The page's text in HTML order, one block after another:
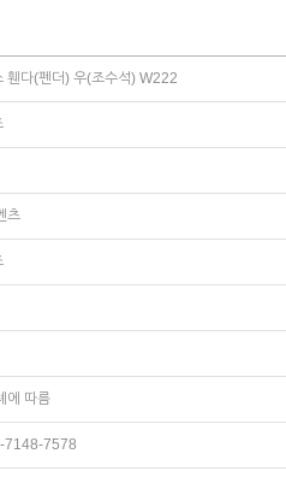
휀다(펜더) 우(조수석) W222
츠
에 따름
7148-7578